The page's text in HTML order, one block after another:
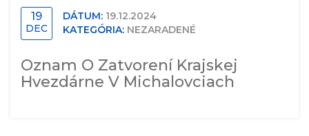
19
DEC
DÁTUM: 19.12.2024
KATEGÓRIA: NEZARADENÉ
Oznam O Zatvorení Krajskej
Hvezdárne V Michalovciach